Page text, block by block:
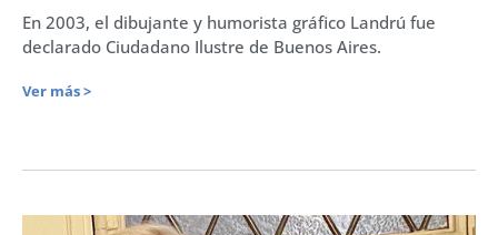
En 2003, el dibujante y humorista gráfico Landrú fue
declarado Ciudadano Ilustre de Buenos Aires.
Ver más >